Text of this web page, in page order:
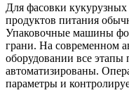
Для фасовки
продуктов питания
Упаковочные машины
грани. На современном
оборудовании все этапы
автоматизированы.
параметры и